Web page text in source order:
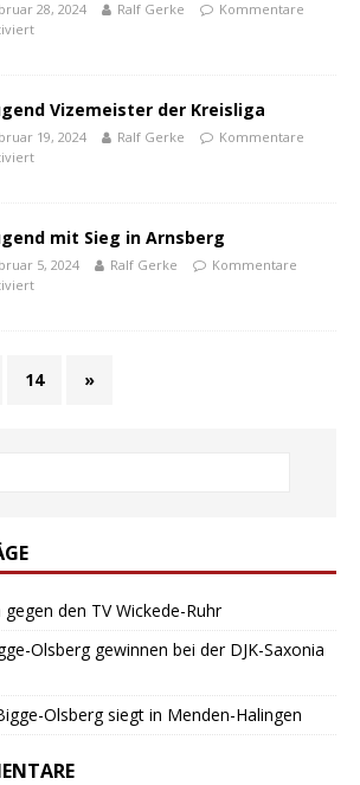
28, 2024 Ralf Gerke
Kommentare
Vizemeister der Kreisliga
19, 2024 Ralf Gerke
Kommentare
mit Sieg in Arnsberg
5, 2024 Ralf Gerke
Kommentare
14 »
den TV Wickede-Ruhr
Olsberg gewinnen bei der DJK-Saxonia
Olsberg siegt in Menden-Halingen